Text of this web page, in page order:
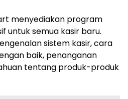
menyediakan program
untuk semua kasir baru.
sistem kasir, cara
baik, penanganan
tentang produk-produk